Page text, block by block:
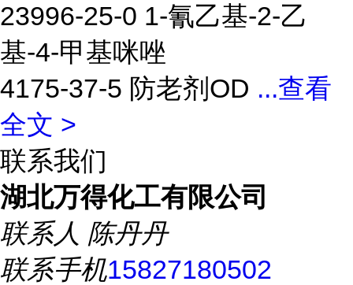
23996-25-0 1-氰乙基-2-乙
基-4-甲基咪唑
4175-37-5 防老剂OD ...查看
全文 >
联系我们
湖北万得化工有限公司
联系人 陈丹丹
联系手机15827180502